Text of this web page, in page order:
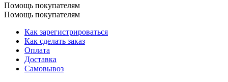
Помощь покупателям
Помощь покупателям
Как зарегистрироваться
Как сделать заказ
Оплата
Доставка
Самовывоз